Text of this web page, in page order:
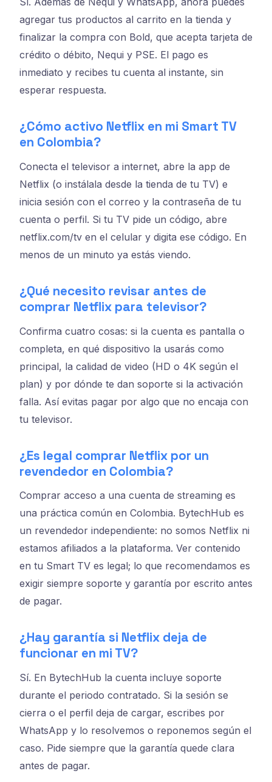
agregar tus productos al carrito en la tienda y
finalizar la compra con Bold, que acepta tarjeta de
crédito o débito, Nequi y PSE. El pago es
inmediato y recibes tu cuenta al instante, sin
esperar respuesta.
¿Cómo activo Netflix en mi Smart TV
en Colombia?
Conecta el televisor a internet, abre la app de
Netflix (o instálala desde la tienda de tu TV) e
inicia sesión con el correo y la contraseña de tu
cuenta o perfil. Si tu TV pide un código, abre
netflix.com/tv en el celular y digita ese código. En
menos de un minuto ya estás viendo.
¿Qué necesito revisar antes de
comprar Netflix para televisor?
Confirma cuatro cosas: si la cuenta es pantalla o
completa, en qué dispositivo la usarás como
principal, la calidad de video (HD o 4K según el
plan) y por dónde te dan soporte si la activación
falla. Así evitas pagar por algo que no encaja con
tu televisor.
¿Es legal comprar Netflix por un
revendedor en Colombia?
Comprar acceso a una cuenta de streaming es
una práctica común en Colombia. BytechHub es
un revendedor independiente: no somos Netflix ni
estamos afiliados a la plataforma. Ver contenido
en tu Smart TV es legal; lo que recomendamos es
exigir siempre soporte y garantía por escrito antes
de pagar.
¿Hay garantía si Netflix deja de
funcionar en mi TV?
Sí. En BytechHub la cuenta incluye soporte
durante el periodo contratado. Si la sesión se
cierra o el perfil deja de cargar, escribes por
WhatsApp y lo resolvemos o reponemos según el
caso. Pide siempre que la garantía quede clara
antes de pagar.